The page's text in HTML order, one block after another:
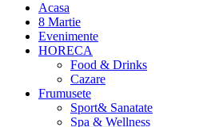
Acasa
8 Martie
Evenimente
HORECA
Food & Drinks
Cazare
Frumusete
Sport& Sanatate
Spa & Wellness